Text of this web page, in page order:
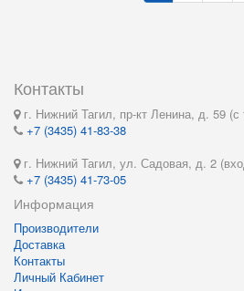
Контакты
г. Нижний Тагил, пр-кт Ленина, д. 59 (с
+7 (3435) 41-83-38
г. Нижний Тагил, ул. Садовая, д. 2
+7 (3435) 41-73-05
Информация
Производители
Доставка
Контакты
Личный Кабинет